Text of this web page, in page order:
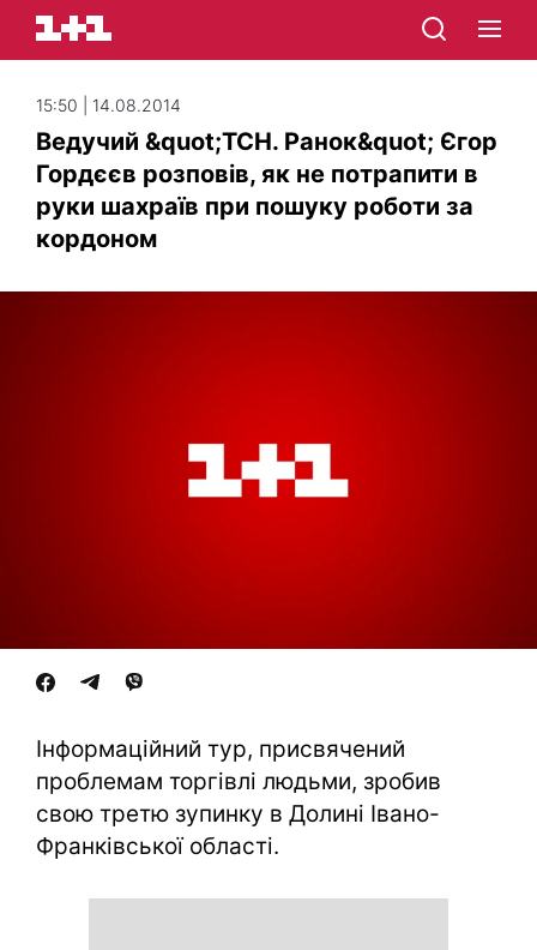
15:50 | 14.08.2014
Ведучий &quot;ТСН. Ранок&quot; Єгор
Гордєєв розповів, як не потрапити в
руки шахраїв при пошуку роботи за
кордоном
Інформаційний тур, присвячений
проблемам торгівлі людьми, зробив
свою третю зупинку в Долині Івано-
Франківської області.